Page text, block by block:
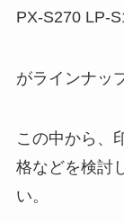
PX-S270 LP-
がラインナッ
この中から、
格などを検討
い。